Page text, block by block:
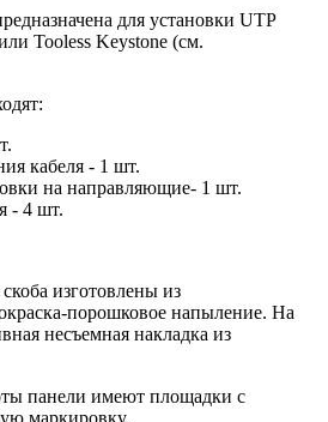
для установки UTP
Tooless Keystone (см.
кабеля - 1 шт.
на направляющие- 1 шт.
- 4 шт.
изготовлены из
порошковое напыление. На
несъемная накладка из
панели имеют площадки с